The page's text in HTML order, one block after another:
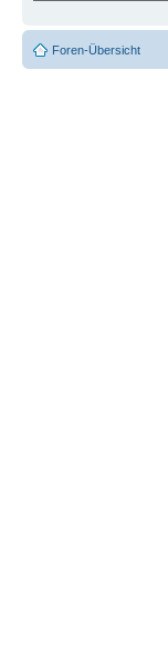
Foren-Übersicht